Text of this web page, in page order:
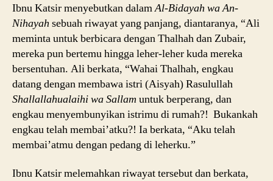
Ibnu Katsir menyebutkan dalamAl-Bidayah wa An-
Nihayah sebuah riwayat yang panjang, diantaranya, “Ali
meminta untuk berbicara dengan Thalhah dan Zubair,
mereka pun bertemu hingga leher-leher kuda mereka
bersentuhan. Ali berkata, “Wahai Thalhah, engkau
datang dengan membawa istri (Aisyah) Rasulullah
Shallallahualaihi wa Sallam untuk berperang, dan
engkau menyembunyikan istrimu di rumah?! Bukankah
engkau telah membai’atku?! Ia berkata, “Aku telah
membai’atmu dengan pedang di leherku.”
Ibnu Katsir melemahkan riwayat tersebut dan berkata,